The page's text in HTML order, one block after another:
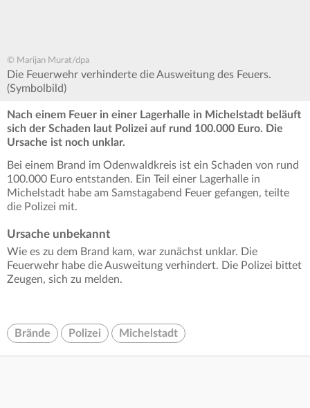
© Marijan Murat/dpa
Die Feuerwehr verhinderte die Ausweitung des Feuers.
(Symbolbild)
Nach einem Feuer in einer Lagerhalle in Michelstadt beläuft
sich der Schaden laut Polizei auf rund 100.000 Euro. Die
Ursache ist noch unklar.
Bei einem Brand im Odenwaldkreis ist ein Schaden von rund
100.000 Euro entstanden. Ein Teil einer Lagerhalle in
Michelstadt habe am Samstagabend Feuer gefangen, teilte
die Polizei mit.
Ursache unbekannt
Wie es zu dem Brand kam, war zunächst unklar. Die
Feuerwehr habe die Ausweitung verhindert. Die Polizei bittet
Zeugen, sich zu melden.
Brände Polizei Michelstadt